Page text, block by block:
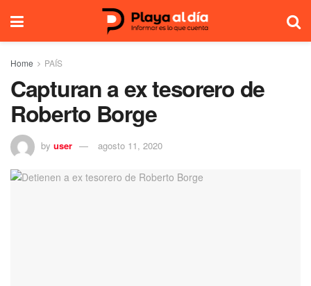
Home PAÍS
Capturan a ex tesorero de
Roberto Borge
by user agosto 11, 2020